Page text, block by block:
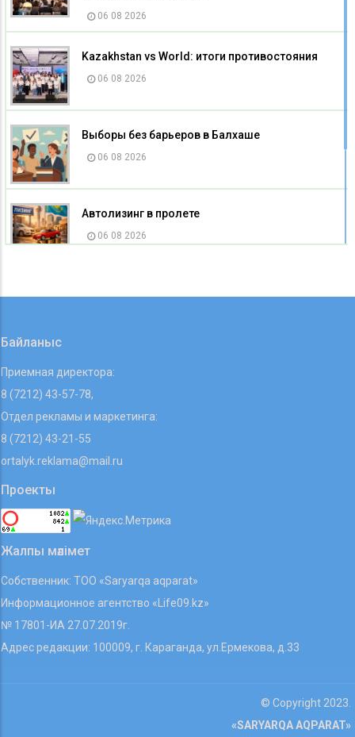
06 08 2026
Kazakhstan vs World: итоги противостояния
06 08 2026
Выборы без барьеров в Балхаше
06 08 2026
Автолизинг в пролете
06 08 2026
Байланыс
Приемная директора:
8 (7212) 43-57-78,
Отдел рекламы и маркетинга:
8 (7212) 43-21-55
ortalyk.reklama@mail.ru
Проекты
Жалпы мәлімет
Собственник: ТОО «Saryarqa aqparat»
Информационное агентство «Life09.kz»
№ 17801-ИА 27.07.2019г.
Адрес редакции: 100009, г. Караганда, ул.Ермекова, д.33
© Copyright 2023.
«SARYARQA AQPARAT»